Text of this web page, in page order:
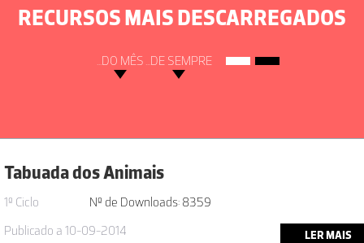
RECURSOS MAIS DESCARREGADOS
...DO MÊS ...DE SEMPRE
Tabuada dos Animais
1º Ciclo
Nº de Downloads: 8359
Publicado a 10-09-2014
LER MAIS